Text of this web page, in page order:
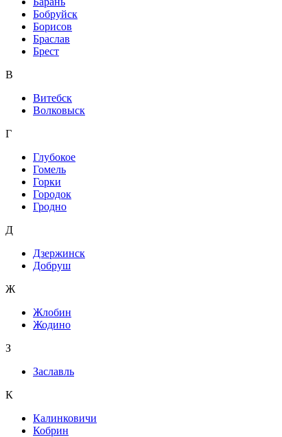
Бобруйск
Борисов
Браслав
Брест
В
Витебск
Волковыск
Г
Глубокое
Гомель
Горки
Городок
Гродно
Д
Дзержинск
Добруш
Ж
Жлобин
Жодино
З
Заславль
К
Калинковичи
Кобрин